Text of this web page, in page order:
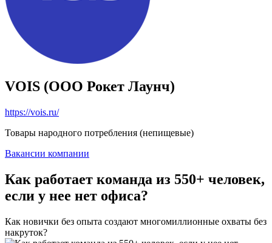
VOIS (ООО Рокет Лаунч)
https://vois.ru/
Товары народного потребления (непищевые)
Вакансии компании
Как работает команда из 550+ человек,
если у нее нет офиса?
Как новички без опыта создают многомиллионные охваты без
накруток?